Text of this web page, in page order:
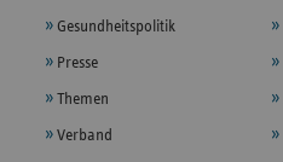
Gesundheitspolitik
Presse
Themen
Verband